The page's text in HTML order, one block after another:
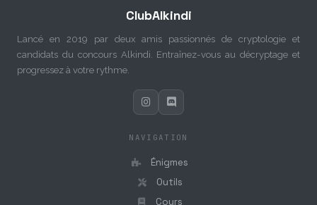
ClubAlkindi
Lancé en 2019 par deux amis passionnés de cryptologie et
candidats du concours Alkindi. Entraînez-vous au décryptage et
progressez à votre rythme.
NAVIGATION
Énigmes
Outils
Cours